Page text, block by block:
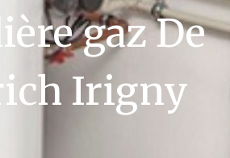
gaz De
Irigny